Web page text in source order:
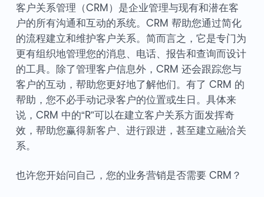
客户关系管理（CRM）是企业管理与现有和潜在客
户的所有沟通和互动的系统。CRM 帮助您通过简化
的流程建立和维护客户关系。简而言之，它是专门为
更有组织地管理您的消息、电话、报告和查询而设计
的工具。除了管理客户信息外，CRM 还会跟踪您与
客户的互动，帮助您更好地了解他们。有了 CRM 的
帮助，您不必手动记录客户的位置或生日。具体来
说，CRM 中的“R”可以在建立客户关系方面发挥奇
效，帮助您赢得新客户、进行跟进，甚至建立融洽关
系。
也许您开始问自己，您的业务营销是否需要 CRM？